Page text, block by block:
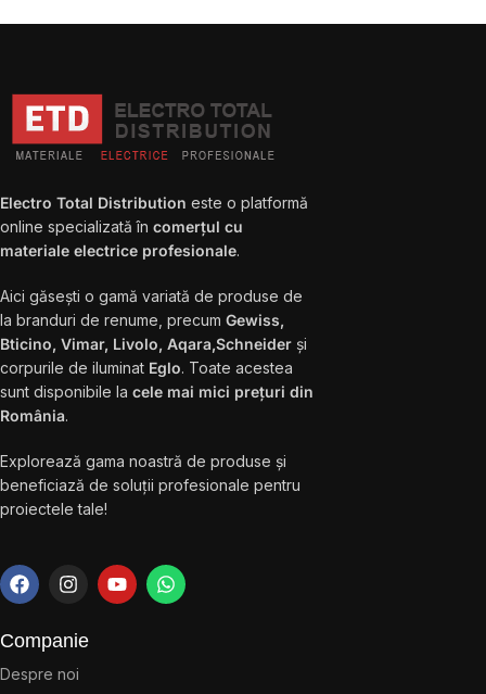
Electro Total Distribution este o platformă
online specializată în comerțul cu
materiale electrice profesionale.
Aici găsești o gamă variată de produse de
la branduri de renume, precum Gewiss,
Bticino, Vimar, Livolo, Aqara,Schneider și
corpurile de iluminat Eglo. Toate acestea
sunt disponibile la cele mai mici prețuri din
România.
Explorează gama noastră de produse și
beneficiază de soluții profesionale pentru
proiectele tale!
Companie
Despre noi